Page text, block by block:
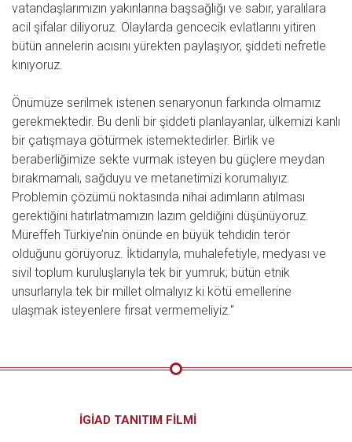
vatandaşlarımızın yakınlarına başsağlığı ve sabır, yaralılara
acil şifalar diliyoruz. Olaylarda gencecik evlatlarını yitiren
bütün annelerin acısını yürekten paylaşıyor, şiddeti nefretle
kınıyoruz.
Önümüze serilmek istenen senaryonun farkında olmamız
gerekmektedir. Bu denli bir şiddeti planlayanlar, ülkemizi kanlı
bir çatışmaya götürmek istemektedirler. Birlik ve
beraberliğimize sekte vurmak isteyen bu güçlere meydan
bırakmamalı, sağduyu ve metanetimizi korumalıyız.
Problemin çözümü noktasında nihai adımların atılması
gerektiğini hatırlatmamızın lazım geldiğini düşünüyoruz.
Müreffeh Türkiye’nin önünde en büyük tehdidin terör
olduğunu görüyoruz. İktidarıyla, muhalefetiyle, medyası ve
sivil toplum kuruluşlarıyla tek bir yumruk; bütün etnik
unsurlarıyla tek bir millet olmalıyız ki kötü emellerine
ulaşmak isteyenlere fırsat vermemeliyiz."
İGİAD TANITIM FİLMİ